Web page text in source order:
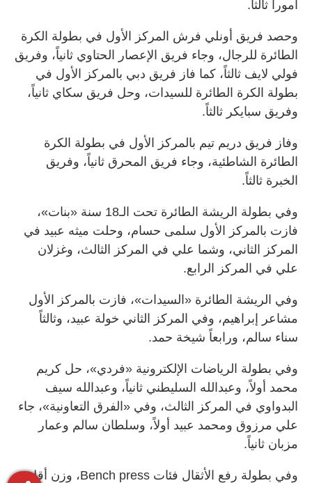
أمورا ثالثاً.
وحصد فريق أونلي فرش المركز الأول في بطولة الكرة
الطائرة للرجال، وجاء فريق الإعصار الحتاوي ثانياً، وفريق
فولي لايف ثالثاً، كما فاز فريق دبي بالمركز الأول في
بطولة الكرة الطائرة للسيدات، وحل فريق سكاي ثانياً،
وفريق سبايكر ثالثاً.
وفاز فريق دريم تيم بالمركز الأول في بطولة الكرة
الطائرة الشاطئية، وجاء فريق المحرق ثانياً، وفريق
الخبرة ثالثاً.
وفي بطولة الريشة الطائرة تحت الـ18 سنة «بنات»،
فازت بالمركز الأول سلمى حسام، وحلت ميثه عبيد في
المركز الثاني، وشما علي في المركز الثالث، وغزلان
علي في المركز الرابع.
وفي الريشة الطائرة «السيدات»، فازت بالمركز الأول
مشاعر إبراهيم، وفي المركز الثاني خولة عبيد، وثالثاً
سناء سالم، ورابعاً شيخة حمد.
وفي بطولة الرياضات الإلكترونية «فردي»، حل كريم
محمد أولاً، وعبدالله السليطني ثانياً، وعبدالله سيف
البدواوي في المركز الثالث، وفي «الفرق التعاونية»، جاء
علي مرزوق ومحمد عبيد أولاً، وسلطان سالم وعمار
مزبان ثانياً.
وفي بطولة رفع الأثقال فئات Bench press، وزن أقل